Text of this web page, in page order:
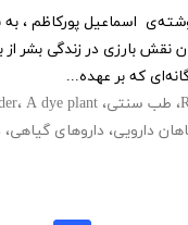
اسماعیل پورکاظم ،
بارزی در زندگی بشر از
که بر عهده...
، طب سنتی، ، A dye plant
دارویی، داروهای گیاهی،